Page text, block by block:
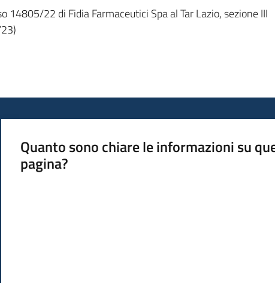
14805/22 di Fidia Farmaceutici Spa al Tar Lazio, sezione III
Quanto sono chiare le informazioni su
pagina?